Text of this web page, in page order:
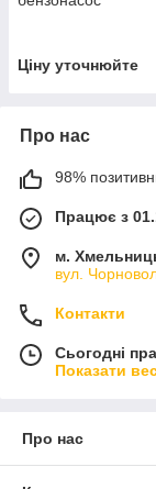
Ціну уточнюйте
Про нас
98%
Працює з
м.
вул.
Контакти
Сьогодні
Показати
Про нас